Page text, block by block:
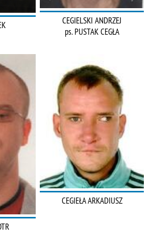
CEGIELSKI ANDRZEJ
ps. PUSTAK CEGŁA
CEGIEŁA ARKADIUSZ